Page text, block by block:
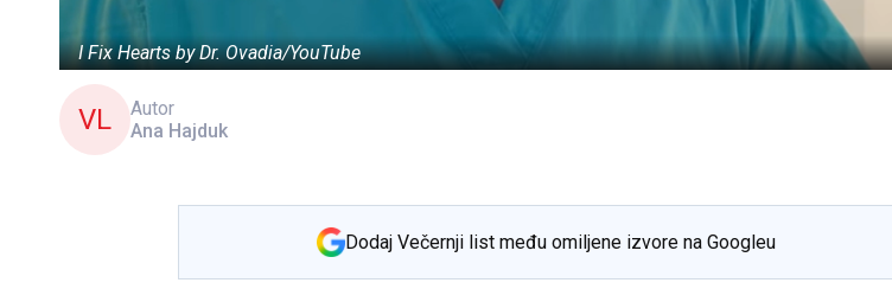
I Fix Hearts by Dr. Ovadia/YouTube
VL
Autor
Ana Hajduk
Dodaj Večernji list među omiljene izvore na Googleu